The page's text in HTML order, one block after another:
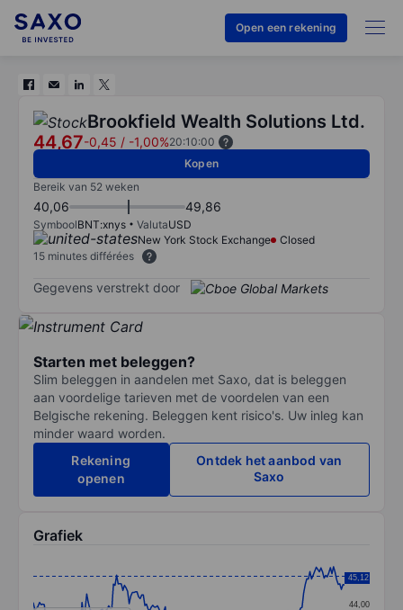
Open een rekening
Brookfield Wealth Solutions Ltd.
44,67-0,45 / -1,00%20:10:00
Kopen
Bereik van 52 weken
40,06 49,86
SymboolBNT:xnys ValutaUSD
New York Stock Exchange
Closed
15 minutes différées
Gegevens verstrekt door
Starten met beleggen?
Slim beleggen in aandelen met Saxo, dat is beleggen
aan voordelige tarieven met de voordelen van een
Belgische rekening. Beleggen kent risico's. Uw inleg kan
minder waard worden.
Rekening
openen
Ontdek het aanbod van
Saxo
Grafiek
Line chart with 199 data points.
44,00
45,00
45,12